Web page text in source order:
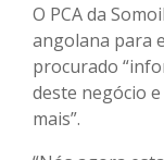
O PCA da
angolana para
procurado
deste negócio
mais”.